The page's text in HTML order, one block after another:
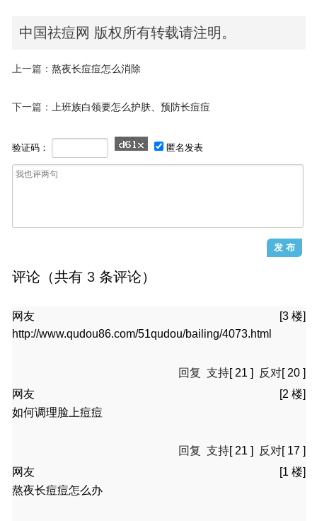
中国祛痘网 版权所有转载请注明。
上一篇： 熬夜长痘痘怎么消除
下一篇： 上班族白领要怎么护肤、预防长痘痘
验证码： 匿名发表
评论（共有 3 条评论）
网友
[3 楼]
http://www.qudou86.com/51qudou/bailing/4073.html
回复 支持[21 ] 反对[20 ]
网友
[2 楼]
如何调理脸上痘痘
回复 支持[21 ] 反对[17 ]
网友
[1 楼]
熬夜长痘痘怎么办